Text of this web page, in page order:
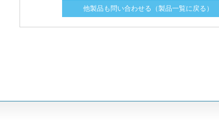
250 200 10 3750
PLB190 400 130 25 5000
250 200 10 3750
PLB190 400 130 25 5000
他製品も問い合わせる（製品一覧に戻る）